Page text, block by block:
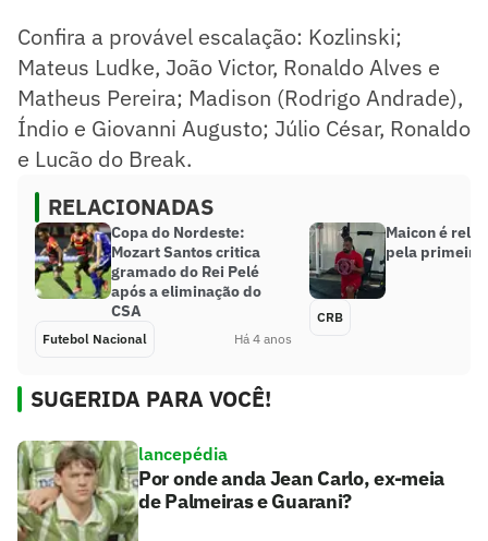
Confira a provável escalação: Kozlinski;
Mateus Ludke, João Victor, Ronaldo Alves e
Matheus Pereira; Madison (Rodrigo Andrade),
Índio e Giovanni Augusto; Júlio César, Ronaldo
e Lucão do Break.
RELACIONADAS
Copa do Nordeste:
Mozart Santos critica
gramado do Rei Pelé
após a eliminação do
CSA
Futebol Nacional Há 4 anos
Maicon é
pela primeira
CRB
SUGERIDA PARA VOCÊ!
lancepédia
Por onde anda Jean Carlo, ex-meia
de Palmeiras e Guarani?